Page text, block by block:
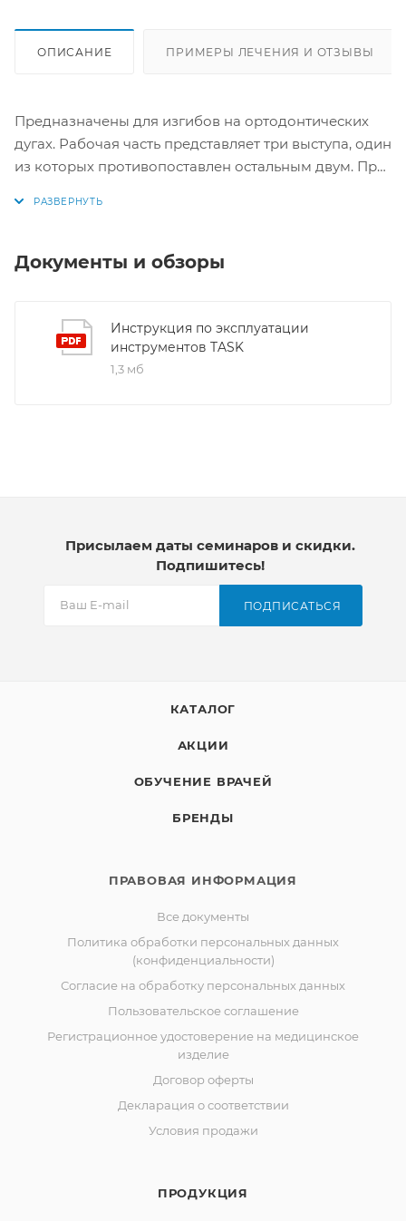
ОПИСАНИЕ ПРИМЕРЫ ЛЕЧЕНИЯ И ОТЗЫВЫ
Предназначены для изгибов на ортодонтических
дугах. Рабочая часть представляет три выступа, один
из которых противопоставлен остальным двум. При
ручки щипцов имеют стандартные формы, что
Документы и обзоры
Инструкция по эксплуатации
инструментов TASK
1,3 мб
Присылаем даты семинаров и скидки.
Подпишитесь!
ПОДПИСАТЬСЯ
КАТАЛОГ
АКЦИИ
ОБУЧЕНИЕ ВРАЧЕЙ
БРЕНДЫ
ПРАВОВАЯ ИНФОРМАЦИЯ
Все документы
Политика обработки персональных данных
(конфиденциальности)
Согласие на обработку персональных данных
Пользовательское соглашение
Регистрационное удостоверение на медицинское
изделие
Договор оферты
Декларация о соответствии
Условия продажи
ПРОДУКЦИЯ